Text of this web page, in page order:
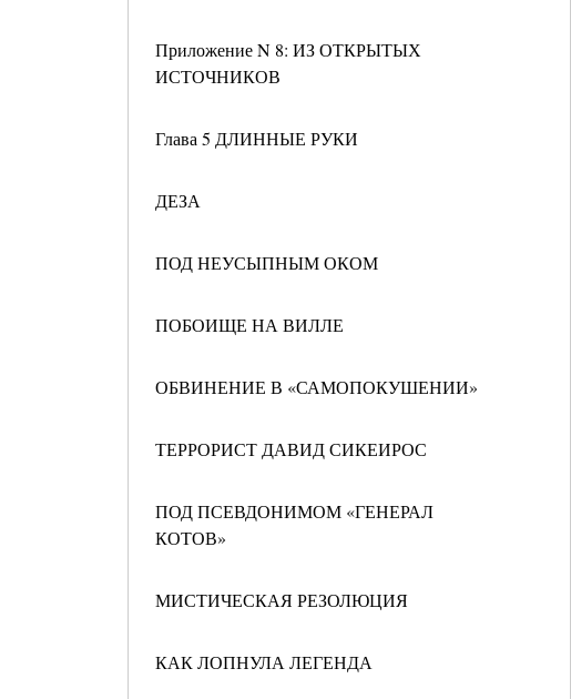
Приложение N 8: ИЗ ОТКРЫТЫХ
ИСТОЧНИКОВ
Глава 5 ДЛИННЫЕ РУКИ
ДЕЗА
ПОД НЕУСЫПНЫМ ОКОМ
ПОБОИЩЕ НА ВИЛЛЕ
ОБВИНЕНИЕ В «САМОПОКУШЕНИИ»
ТЕРРОРИСТ ДАВИД СИКЕИРОС
ПОД ПСЕВДОНИМОМ «ГЕНЕРАЛ
КОТОВ»
МИСТИЧЕСКАЯ РЕЗОЛЮЦИЯ
КАК ЛОПНУЛА ЛЕГЕНДА